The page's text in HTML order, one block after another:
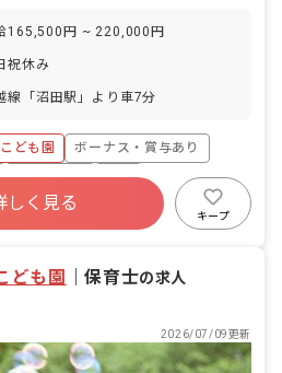
165,500円 ~ 220,000円
祝休み
線「沼田駅」より車7分
ども園
ボーナス・賞与あり
土日祝休み
有給
退職金制度
昇給昇進あり
しく見る
キープ
ども園 ｜保育士の求人
2026/07/09更新